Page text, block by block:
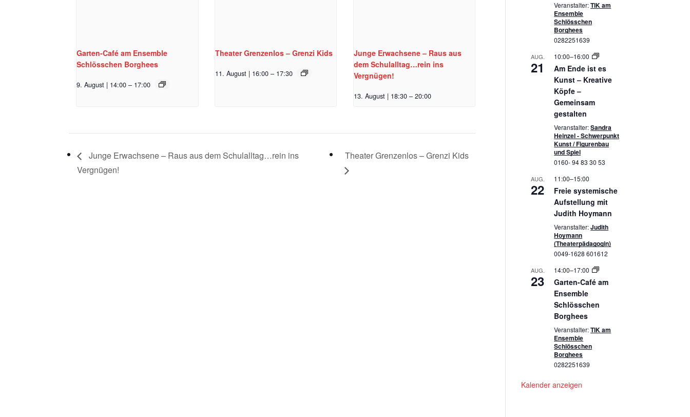
Garten-Café am Ensemble
Schlösschen Borghees
9. August | 14:00 – 17:00
Theater Grenzenlos – Grenzi Kids
11. August | 16:00 – 17:30
Junge Erwachsene – Raus aus
dem Schulalltag…rein ins
Vergnügen!
13. August | 18:30 – 20:00
Junge Erwachsene – Raus aus dem Schulalltag…rein ins
Vergnügen!
Theater Grenzenlos – Grenzi Kids
Veranstalter:TIK am
Ensemble
Schlösschen
Borghees
0282251639
AUG.
21
10:00–16:00
Am Ende ist es
Kunst – Kreative
Köpfe –
Gemeinsam
gestalten
Veranstalter:Sandra
Heinzel - Schwerpunkt
Kunst / Figurenbau
und Spiel
0160- 94 83 30 53
AUG.
22
11:00–15:00
Freie systemische
Aufstellung mit
Judith Hoymann
Veranstalter:Judith
Hoymann
(Theaterpädagogin)
0049-1628 601612
AUG.
23
14:00–17:00
Garten-Café am
Ensemble
Schlösschen
Borghees
Veranstalter:TIK am
Ensemble
Schlösschen
Borghees
0282251639
Kalender anzeigen